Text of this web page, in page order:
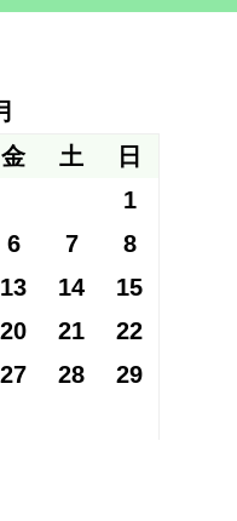
金 土
日
1
6 7
8
13 14
15
20 21
22
27 28
29